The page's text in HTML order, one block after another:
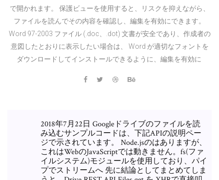
で開かれます。 保護ビューを使用すると、リスクを抑えながら、
ファイルを読んでその内容を確認し、編集を有効にできます。
Word 97-2003 ファイル (.doc、.dot) 文書が安全であり、作成者の
意図したとおりに表示したい場合は、 Word が適切なフォントを
ダウンロードしてインストールできるように、編集を有効に
2018年7月22日 Googleドライブのファイルを読
み込むサンプルコードは、下記APIの説明ペー
ジで示されています。 Node.jsのはありますが、
これはWebのJavaScriptでは動きません。fs(ファ
イルシステム)モジュールを使用しており、パイ
プでストリームへ 先に結論としてまとめてしま